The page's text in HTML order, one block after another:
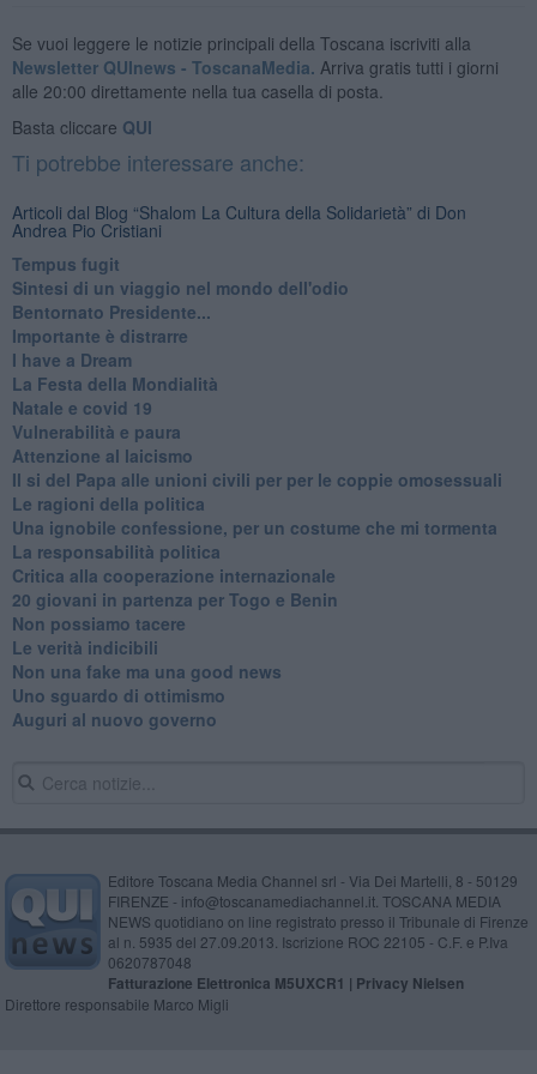
Se vuoi leggere le notizie principali della Toscana iscriviti alla
Newsletter QUInews - ToscanaMedia. Arriva gratis tutti i giorni
alle 20:00 direttamente nella tua casella di posta.
Basta cliccare QUI
Ti potrebbe interessare anche:
Articoli dal Blog “Shalom La Cultura della Solidarietà” di Don
Andrea Pio Cristiani
​Tempus fugit
​Sintesi di un viaggio nel mondo dell'odio
Bentornato Presidente...
Importante è distrarre
​I have a Dream
La Festa della Mondialità
Natale e covid 19
Vulnerabilità e paura
Attenzione al laicismo
Il si del Papa alle unioni civili per per le coppie omosessuali
Le ragioni della politica
​Una ignobile confessione, per un costume che mi tormenta
La responsabilità politica
Critica alla cooperazione internazionale
20 giovani in partenza per Togo e Benin
​Non possiamo tacere
​Le verità indicibili
Non una fake ma una good news
Uno sguardo di ottimismo
Auguri al nuovo governo
Editore Toscana Media Channel srl - Via Dei Martelli, 8 - 50129
FIRENZE - info@toscanamediachannel.it. TOSCANA MEDIA
NEWS quotidiano on line registrato presso il Tribunale di Firenze
al n. 5935 del 27.09.2013. Iscrizione ROC 22105 - C.F. e P.Iva
0620787048
Fatturazione Elettronica M5UXCR1 | Privacy Nielsen
Direttore responsabile Marco Migli